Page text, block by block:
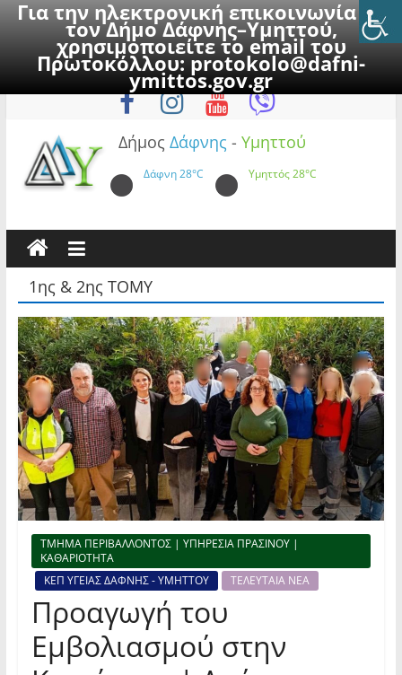
Για την ηλεκτρονική επικοινωνία με
τον Δήμο Δάφνης–Υμηττού,
χρησιμοποιείτε το email του
Πρωτοκόλλου:protokolo@dafni-
ymittos.gov.gr
to
Σάββατο, 8 Αυγούστου 2026
Δήμος Δάφνης - Υμηττού
Δάφνη28°C Υμηττός28°C
1ης & 2ης ΤΟΜΥ
ΤΜΗΜΑ ΠΕΡΙΒΑΛΛΟΝΤΟΣ | ΥΠΗΡΕΣΙΑ ΠΡΑΣΙΝΟΥ |
ΚΑΘΑΡΙΟΤΗΤΑ
ΚΕΠ ΥΓΕΙΑΣ ΔΑΦΝΗΣ - ΥΜΗΤΤΟΥ
ΤΕΛΕΥΤΑΙΑ ΝΕΑ
Προαγωγή του
Εμβολιασμού στην